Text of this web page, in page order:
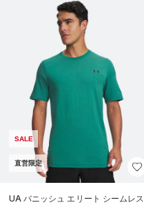
SALE
直営限定
UA バニッシュ エリート シームレス